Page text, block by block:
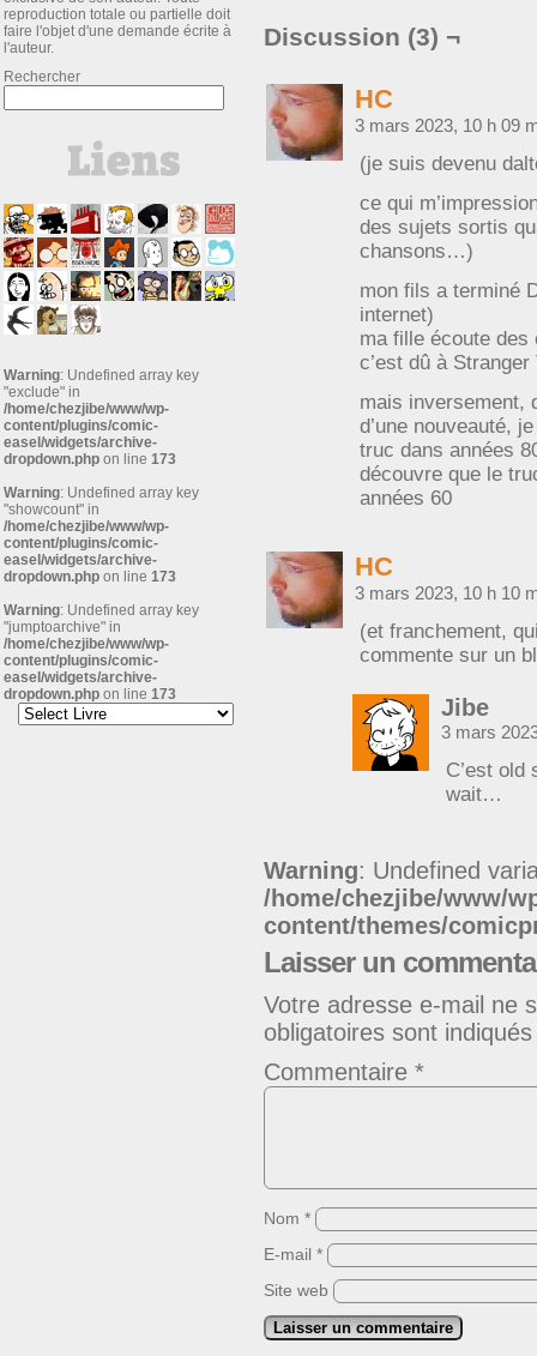
reproduction totale ou partielle doit
faire l'objet d'une demande écrite à
l'auteur.
Rechercher
Warning: Undefined array key
"exclude" in
/home/chezjibe/www/wp-
content/plugins/comic-
easel/widgets/archive-
dropdown.php on line 173
Warning: Undefined array key
"showcount" in
/home/chezjibe/www/wp-
content/plugins/comic-
easel/widgets/archive-
dropdown.php on line 173
Warning: Undefined array key
"jumptoarchive" in
/home/chezjibe/www/wp-
content/plugins/comic-
easel/widgets/archive-
dropdown.php on line 173
Discussion (3) ¬
HC
3 mars 2023, 10 h 09
(je suis devenu
ce qui
des sujets sortis
chansons…)
mon fils a terminé
internet)
ma fille écoute des
c’est dû à Stranger
mais inversement,
d’une nouveauté,
truc dans années
découvre que le
années 60
HC
3 mars 2023, 10 h 10
(et franchement,
commente sur un
Jibe
3 mars
C’est old
wait…
Warning: Undefined
/home/chezjibe/www/
content/themes/
Laisser un
Votre adresse e-mail ne
obligatoires sont
Commentaire *
Nom *
E-mail *
Site web